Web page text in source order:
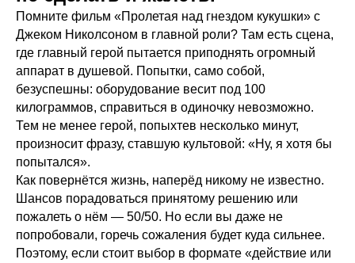
Помните фильм «Пролетая над гнездом кукушки» с
Джеком Николсоном в главной роли? Там есть сцена,
где главный герой пытается приподнять огромный
аппарат в душевой. Попытки, само собой,
безуспешны: оборудование весит под 100
килограммов, справиться в одиночку невозможно.
Тем не менее герой, попыхтев несколько минут,
произносит фразу, ставшую культовой: «Ну, я хотя бы
попытался».
Как повернётся жизнь, наперёд никому не известно.
Шансов порадоваться принятому решению или
пожалеть о нём — 50/50. Но если вы даже не
попробовали, горечь сожаления будет куда сильнее.
Поэтому, если стоит выбор в формате «действие или